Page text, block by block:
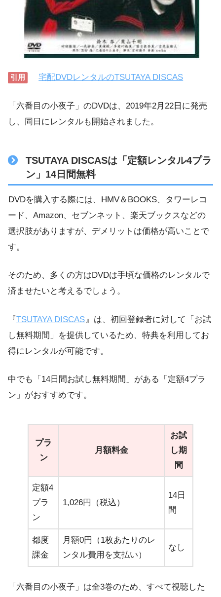
引用 宅配DVDレンタルのTSUTAYA DISCAS
「六番目の小夜子」のDVDは、2019年2月22日に発売
し、同日にレンタルも開始されました。
TSUTAYA DISCASは「定額レンタル4プラ
ン」14日間無料
DVDを購入する際には、HMV＆BOOKS、タワーレコ
ード、Amazon、セブンネット、楽天ブックスなどの
選択肢がありますが、デメリットは価格が高いことで
す。
そのため、多くの方はDVDは手頃な価格のレンタルで
済ませたいと考えるでしょう。
『TSUTAYA DISCAS 』は、初回登録者に対して「お試
し無料期間」を提供しているため、特典を利用してお
得にレンタルが可能です。
中でも「14日間お試し無料期間」がある「定額4プラ
ン」がおすすめです。
プラ
ン
月額料金
お試
し期
間
定額4
プラ
ン
1,026円（税込）
14日
間
都度
課金
月額0円（1枚あたりのレ
ンタル費用を支払い）
なし
「六番目の小夜子」は全3巻のため、すべて視聴した